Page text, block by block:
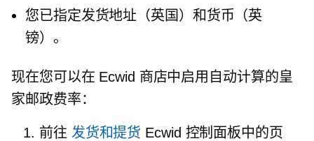
您已指定发货地址（英国）和货币（英
镑）。
现在您可以在 Ecwid 商店中启用自动计算的皇
家邮政费率：
前往 发货和提货 Ecwid 控制面板中的页